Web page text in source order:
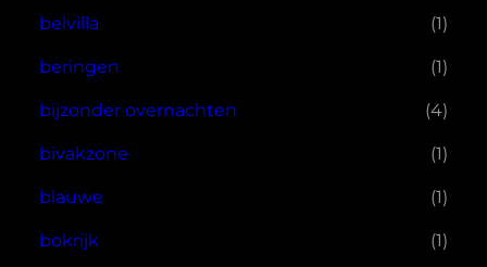
belvilla (1)
beringen (1)
bijzonder overnachten (4)
bivakzone (1)
blauwe (1)
bokrijk (1)